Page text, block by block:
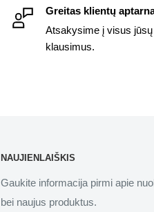
Greitas klientų
Atsakysime į visus jūsų
klausimus.
NAUJIENLAIŠKIS
Gaukite informacija pirmi apie
bei naujus produktus.